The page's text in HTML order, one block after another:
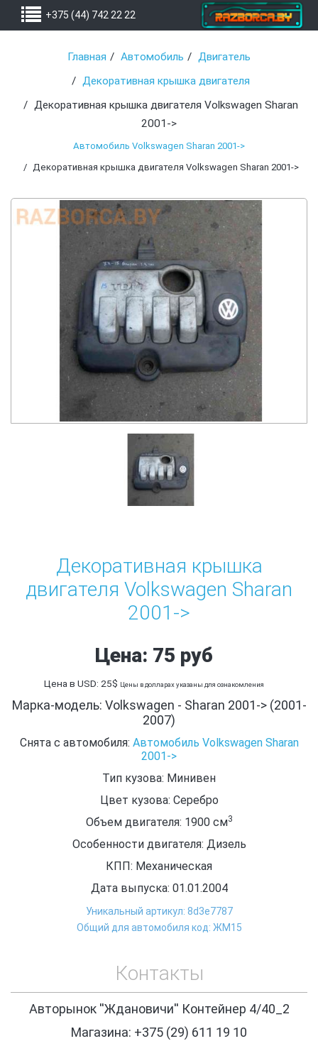
+375 (44) 742 22 22
Главная Автомобиль
Двигатель
Декоративная крышка двигателя
Декоративная крышка двигателя Volkswagen Sharan
2001->
Автомобиль Volkswagen Sharan 2001->
Декоративная крышка двигателя Volkswagen Sharan 2001->
Декоративная крышка
двигателя Volkswagen Sharan
2001->
Цена: 75 руб
Цена в USD: 25$ Цены в долларах указаны для ознакомления
Марка-модель: Volkswagen - Sharan 2001-> (2001-
2007)
Снята с автомобиля: Автомобиль Volkswagen Sharan
2001->
Тип кузова: Минивен
Цвет кузова: Серебро
Объем двигателя: 1900 см3
Особенности двигателя: Дизель
КПП: Механическая
Дата выпуска: 01.01.2004
Уникальный артикул: 8d3e7787
Общий для автомобиля код: ЖМ15
Контакты
Авторынок ''Ждановичи'' Контейнер 4/40_2
Магазина: +375 (29) 611 19 10